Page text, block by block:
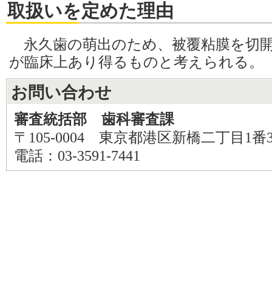
取扱いを定めた理由
永久歯の萌出のため、被覆粘膜を切
が臨床上あり得るものと考えられる。
お問い合わせ
審査統括部 歯科審査課
〒105-0004 東京都港区新橋二丁目1番
電話：03-3591-7441